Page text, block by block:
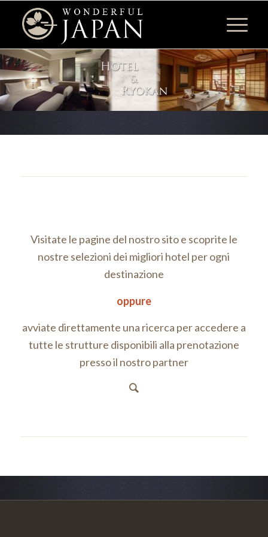
Visitate le pagine del nostro sito e scoprite le
nostre selezioni dei migliori hotel per ogni
destinazione
oppure
avviate direttamente una ricerca per accedere a
tutte le strutture disponibili alla prenotazione
presso il nostro partner